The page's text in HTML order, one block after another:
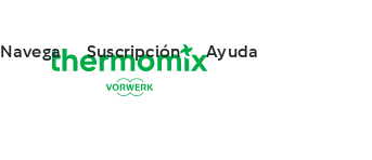
Navega Suscripción Ayuda